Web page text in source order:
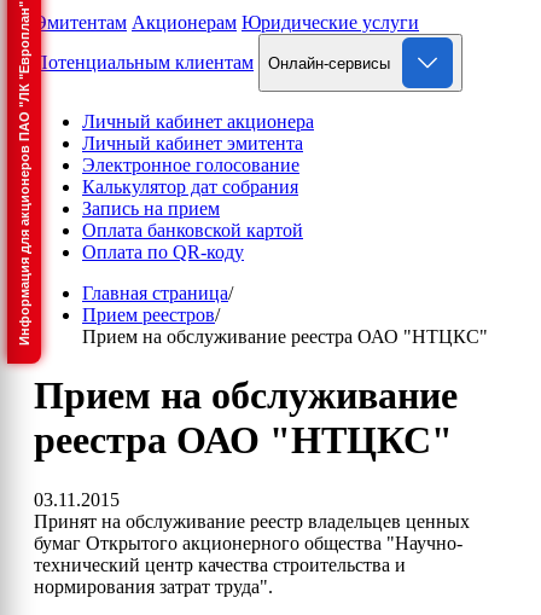
Информация для акционеров ПАО "ЛК "Европлан" Эмитентам Акционерам Юридические услуги
Потенциальным клиентам
Онлайн-сервисы
Личный кабинет акционера
Личный кабинет эмитента
Электронное голосование
Калькулятор дат собрания
Запись на прием
Оплата банковской картой
Оплата по QR-коду
Главная страница/
Прием реестров/
Прием на обслуживание реестра ОАО "НТЦКС"
Прием на обслуживание
реестра ОАО "НТЦКС"
03.11.2015
Принят на обслуживание реестр владельцев ценных
бумаг Открытого акционерного общества "Научно-
технический центр качества строительства и
нормирования затрат труда".